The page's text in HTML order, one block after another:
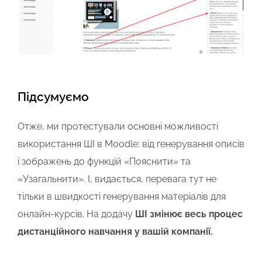
Підсумуємо
Отже, ми протестували основні можливості
використання ШІ в Moodle: від генерування описів
і зображень до функцій «Пояснити» та
«Узагальнити». І, видається, перевага тут не
тільки в швидкості генерування матеріалів для
онлайн-курсів. На додачу ШІ змінює весь процес
дистанційного навчання у вашій компанії.